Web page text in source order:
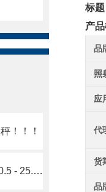
！！！
日本ISOWATEC沃森马洛孔径0.5 - 25.4 mm Pumpsil 铂金硫化硅胶管北崎有售
标
产
品
照
应
代
货
品